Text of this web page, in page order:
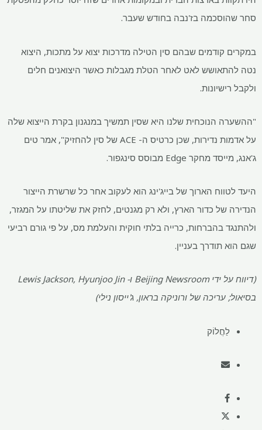
סחר שהוסכמה בז'נבה בחודש שעבר.
במקרים קודמים שבהם סין הטילה מדרכות יצוא על מתכות, היצוא
נטה להתאושש לאט לאחר הטלת מגבלות כאשר היצואנים חלים
ולקבל רישיונות.
"ההשערה הנוכחית שלנו היא שסין תמשיך במנגנון בקרת הייצוא שלה
על אדמות נדירות, שכן כרטיס ה- ACE של סין להחזיק", אמר טים
ג'אנג, מייסד מחקר Edge מבוסס סינגפור.
היעד לטווח הארוך של בייג'ינג הוא לעקוב אחר כל שרשרת הייצור
הנדירה של כדור הארץ, ולא רק מגנטים, לחזק את שליטתו על המגזר,
ולהתנגד בהברחות, כרייה בלתי חוקית והעלמת מס, על פי גורם רביעי
שגם הוא תודרך בעניין.
(דיווח על ידי Beijing Newsroom ו- Lewis Jackson, Hyunjoo Jin
בסיאול; עריכה של ורוניקה בראון, ג'ייסון נילי)
לַחֲלוֹק